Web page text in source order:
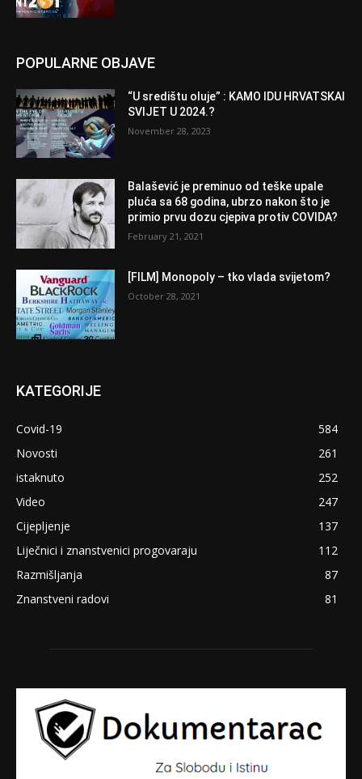
POPULARNE OBJAVE
“U središtu oluje” : KAMO IDU HRVATSKAI
SVIJET U 2024.?
November 28, 2023
Balašević je preminuo od teške upale
pluća sa 68 godina, ubrzo nakon što je
primio prvu dozu cjepiva protiv COVIDA?
February 21, 2021
[FILM] Monopoly – tko vlada svijetom?
October 28, 2021
KATEGORIJE
Covid-19
584
Novosti
261
istaknuto
252
Video
247
Cijepljenje
137
Liječnici i znanstvenici progovaraju
112
Razmišljanja
87
Znanstveni radovi
81